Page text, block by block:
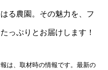
る農園。その魅力を、フ
っぷりとお届けします！
は、取材時の情報です。最新の